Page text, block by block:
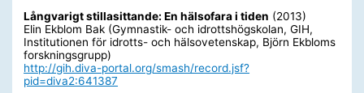
Långvarigt stillasittande: En hälsofara i tiden (2013)
Elin Ekblom Bak (Gymnastik- och idrottshögskolan, GIH,
Institutionen för idrotts- och hälsovetenskap, Björn Ekbloms
forskningsgrupp)
http://gih.diva-portal.org/smash/record.jsf?
pid=diva2:641387